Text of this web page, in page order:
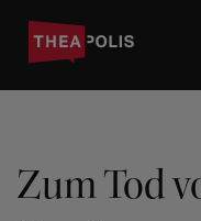
Zum Tod